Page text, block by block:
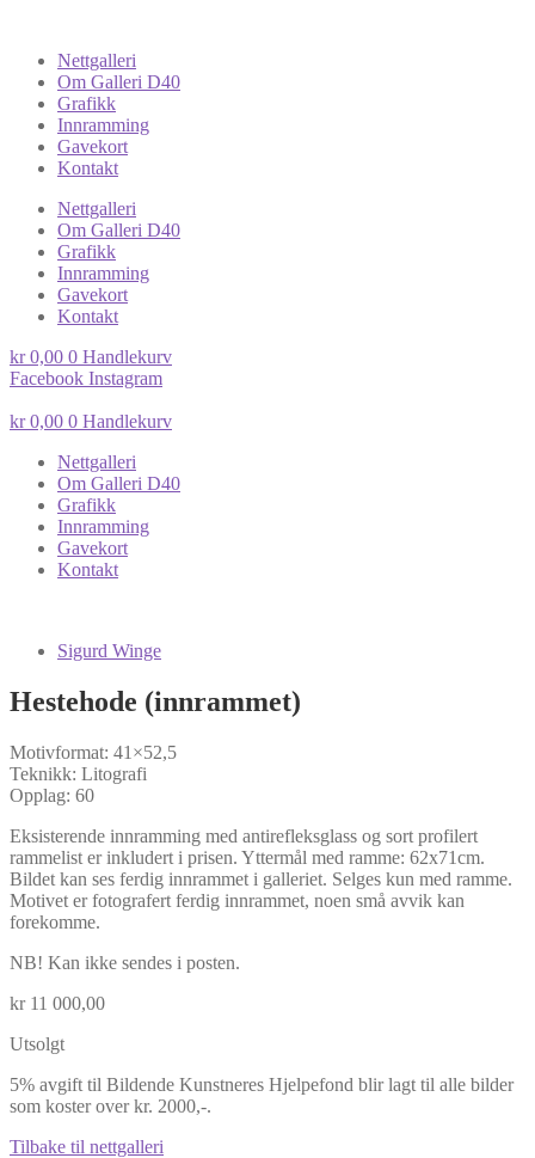
Nettgalleri
Om Galleri D40
Grafikk
Innramming
Gavekort
Kontakt
Nettgalleri
Om Galleri D40
Grafikk
Innramming
Gavekort
Kontakt
kr0,00 0 Handlekurv
Facebook Instagram
kr0,00 0 Handlekurv
Nettgalleri
Om Galleri D40
Grafikk
Innramming
Gavekort
Kontakt
Sigurd Winge
Hestehode (innrammet)
Motivformat: 41×52,5
Teknikk: Litografi
Opplag: 60
Eksisterende innramming med antirefleksglass og sort profilert
rammelist er inkludert i prisen. Yttermål med ramme: 62x71cm.
Bildet kan ses ferdig innrammet i galleriet. Selges kun med ramme.
Motivet er fotografert ferdig innrammet, noen små avvik kan
forekomme.
NB! Kan ikke sendes i posten.
kr11 000,00
Utsolgt
5% avgift til Bildende Kunstneres Hjelpefond blir lagt til alle bilder
som koster over kr. 2000,-.
Tilbake til nettgalleri